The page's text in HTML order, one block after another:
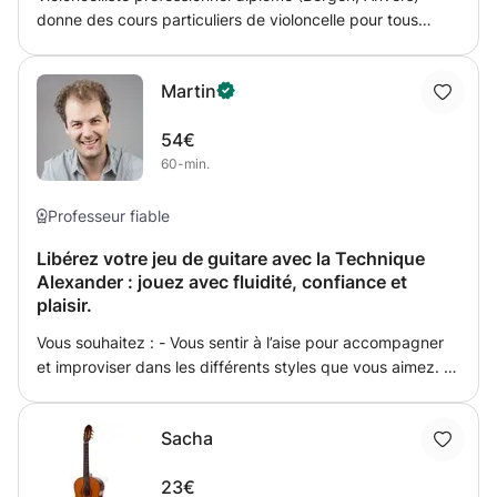
classique et électrique, je suis violoniste professionnel. Je
et travaille en tant que soliste et dans plusieurs groupes Et
je serais heureux de vous enseigner
donne des cours particuliers de violoncelle pour tous
Cours à mon domicile ou près de Hoeilaart, Overijse, etc.
Martin
54€
60-min.
Professeur fiable
Libérez votre jeu de guitare avec la Technique
Alexander : jouez avec fluidité, confiance et
plaisir.
Vous souhaitez : - Vous sentir à l’aise pour accompagner
et improviser dans les différents styles que vous aimez. -
service du développement de votre oreille et de votre
créativité pour pouvoir jouer et communiquer plus
facilement avec vos amis musiciens. - Développer votre
Sacha
23€